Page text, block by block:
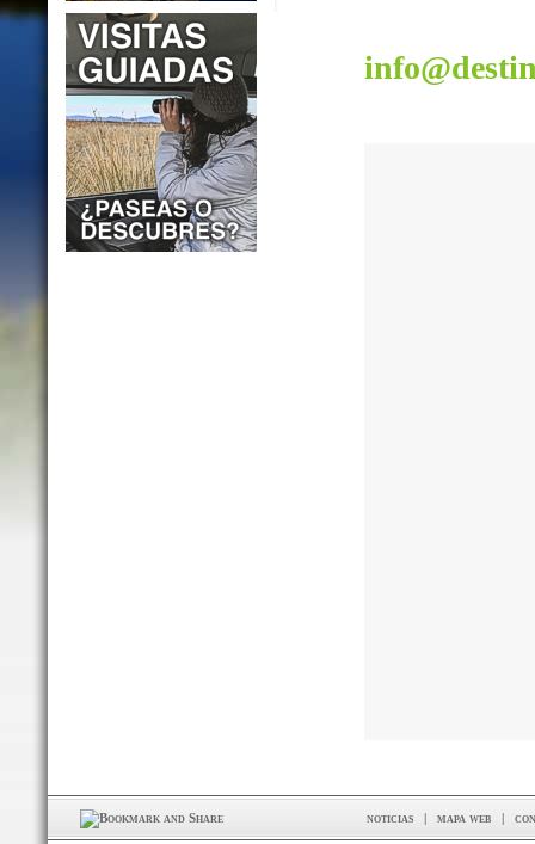
noticias | mapa web |